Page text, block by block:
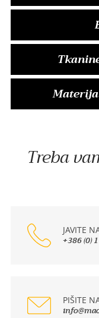
Treba
JAVITE
+386 (0)
PIŠITE